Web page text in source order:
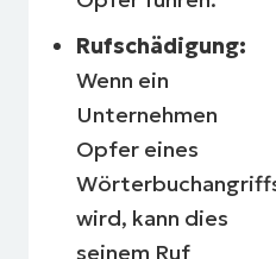
Rufschädigung:
Wenn ein
Unternehmen
Opfer eines
wird, kann dies
seinem Ruf